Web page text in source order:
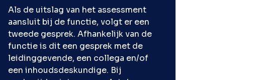
Als de uitslag van het assessment
aansluit bij de functie, volgt er een
tweede gesprek. Afhankelijk van de
functie is dit een gesprek met de
leidinggevende, een collega en/of
een inhoudsdeskundige. Bij